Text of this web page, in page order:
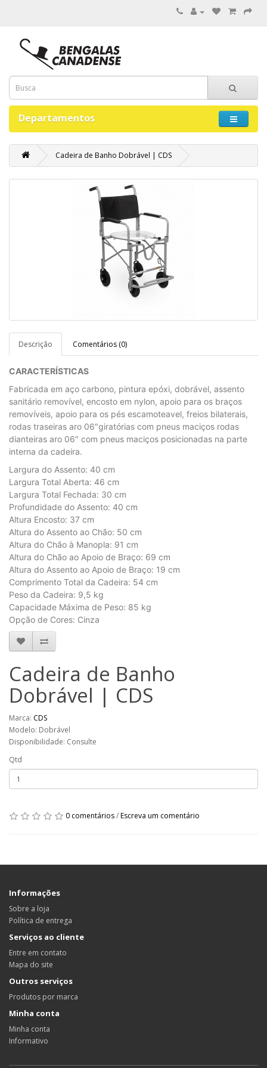
Departamentos
Cadeira de Banho Dobrável | CDS
Descrição Comentários (0)
CARACTERÍSTICAS
Fabricada em aço carbono, pintura epóxi, dobrável, assento
sanitário removível, encosto em nylon, apoio para os braços
removíveis, apoio para os pés escamoteavel, freios bilaterais,
rodas traseiras aro 06″giratórias com pneus maciços rodas
dianteiras aro 06″ com pneus maciços posicionadas na parte
interna da cadeira.
Largura do Assento: 40 cm
Largura Total Aberta: 46 cm
Largura Total Fechada: 30 cm
Profundidade do Assento: 40 cm
Altura Encosto: 37 cm
Altura do Assento ao Chão: 50 cm
Altura do Chão à Manopla: 91 cm
Altura do Chão ao Apoio de Braço: 69 cm
Altura do Assento ao Apoio de Braço: 19 cm
Comprimento Total da Cadeira: 54 cm
Peso da Cadeira: 9,5 kg
Capacidade Máxima de Peso: 85 kg
Opção de Cores: Cinza
Cadeira de Banho
Dobrável | CDS
Marca: CDS
Modelo: Dobrável
Disponibilidade: Consulte
Qtd
0 comentários/Escreva um comentário
Informações
Sobre a loja
Política de entrega
Serviços ao cliente
Entre em contato
Mapa do site
Outros serviços
Produtos por marca
Minha conta
Minha conta
Informativo